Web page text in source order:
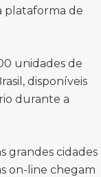
plataforma de
unidades de
disponíveis
durante a
grandes cidades
on-line chegam